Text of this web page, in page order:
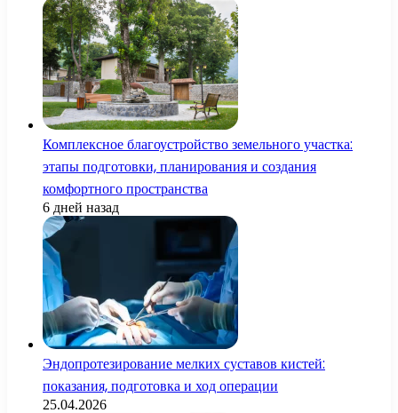
Комплексное благоустройство земельного участка:
этапы подготовки, планирования и создания
комфортного пространства
6 дней назад
Эндопротезирование мелких суставов кистей:
показания, подготовка и ход операции
25.04.2026